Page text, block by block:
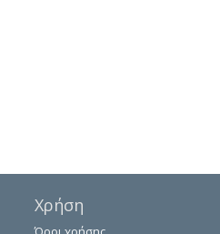
Χρήση